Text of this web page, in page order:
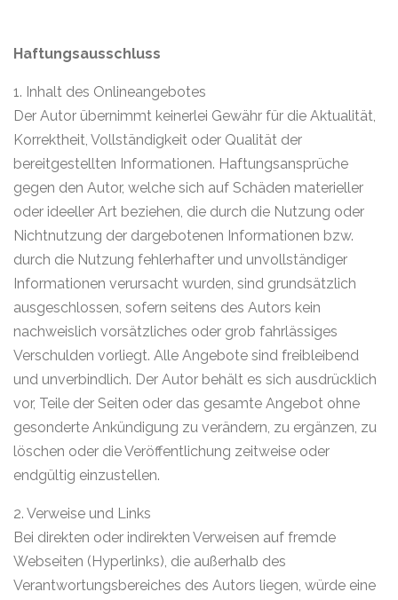
Haftungsausschluss
1. Inhalt des Onlineangebotes
Der Autor übernimmt keinerlei Gewähr für die Aktualität,
Korrektheit, Vollständigkeit oder Qualität der
bereitgestellten Informationen. Haftungsansprüche
gegen den Autor, welche sich auf Schäden materieller
oder ideeller Art beziehen, die durch die Nutzung oder
Nichtnutzung der dargebotenen Informationen bzw.
durch die Nutzung fehlerhafter und unvollständiger
Informationen verursacht wurden, sind grundsätzlich
ausgeschlossen, sofern seitens des Autors kein
nachweislich vorsätzliches oder grob fahrlässiges
Verschulden vorliegt. Alle Angebote sind freibleibend
und unverbindlich. Der Autor behält es sich ausdrücklich
vor, Teile der Seiten oder das gesamte Angebot ohne
gesonderte Ankündigung zu verändern, zu ergänzen, zu
löschen oder die Veröffentlichung zeitweise oder
endgültig einzustellen.
2. Verweise und Links
Bei direkten oder indirekten Verweisen auf fremde
Webseiten (Hyperlinks), die außerhalb des
Verantwortungsbereiches des Autors liegen, würde eine